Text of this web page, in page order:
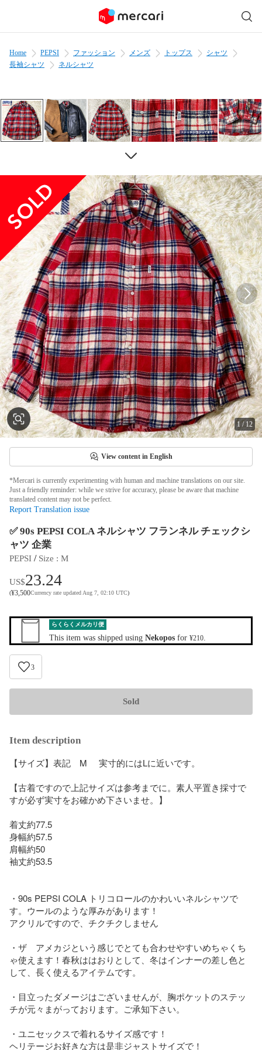
Home PEPSI ファッション メンズ トップス
シャツ
長袖シャツ
ネルシャツ
1 / 12
View content in English
*Mercari is currently experimenting with human and machine translations on our site.
Just a friendly reminder: while we strive for accuracy, please be aware that machine
translated content may not be perfect.
Report Translation issue
✅ 90s PEPSI COLA ネルシャツ フランネル チェックシ
ャツ 企業
PEPSI / Size : M
US$23.24
(¥3,500Currency rate updated Aug 7, 02:10 UTC)
らくらくメルカリ便
This item was shipped using Nekopos for ¥210
3
Sold
Item description
【サイズ】表記　M     実寸的にはLに近いです。
【古着ですので上記サイズは参考までに。素人平置き採寸で
すが必ず実寸をお確かめ下さいませ。】
着丈約77.5
身幅約57.5
肩幅約50
袖丈約53.5
・90s PEPSI COLA トリコロールのかわいいネルシャツで
す。ウールのような厚みがあります！
アクリルですので、チクチクしません
・ザ　アメカジという感じでとても合わせやすいめちゃくち
ゃ使えます！春秋ははおりとして、冬はインナーの差し色と
して、長く使えるアイテムです。
・目立ったダメージはございませんが、胸ポケットのステッ
チが元々まがっております。ご承知下さい。
・ユニセックスで着れるサイズ感です！
ヘリテージお好きな方は是非ジャストサイズで！